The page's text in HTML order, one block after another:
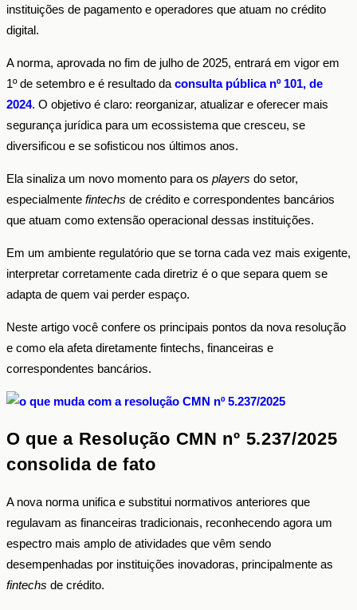
instituições de pagamento e operadores que atuam no crédito
digital.
A norma, aprovada no fim de julho de 2025, entrará em vigor em
1º de setembro e é resultado da consulta pública nº 101, de
2024. O objetivo é claro: reorganizar, atualizar e oferecer mais
segurança jurídica para um ecossistema que cresceu, se
diversificou e se sofisticou nos últimos anos.
Ela sinaliza um novo momento para os players do setor,
especialmente fintechs de crédito e correspondentes bancários
que atuam como extensão operacional dessas instituições.
Em um ambiente regulatório que se torna cada vez mais exigente,
interpretar corretamente cada diretriz é o que separa quem se
adapta de quem vai perder espaço.
Neste artigo você confere os principais pontos da nova resolução
e como ela afeta diretamente fintechs, financeiras e
correspondentes bancários.
O que a Resolução CMN nº 5.237/2025
consolida de fato
A nova norma unifica e substitui normativos anteriores que
regulavam as financeiras tradicionais, reconhecendo agora um
espectro mais amplo de atividades que vêm sendo
desempenhadas por instituições inovadoras, principalmente as
fintechs de crédito.